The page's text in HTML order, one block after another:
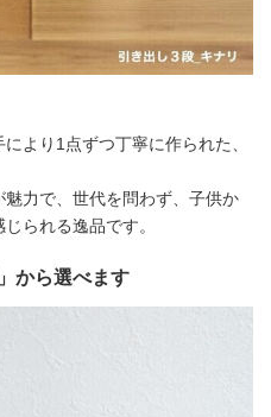
より1点ずつ丁寧に作られた、
力で、世代を問わず、子供か
られる逸品です。
から選べます